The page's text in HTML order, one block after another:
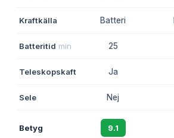
Kraftkälla Batteri
Batteritid min 25
Teleskopskaft Ja
Sele Nej
Betyg 9.1